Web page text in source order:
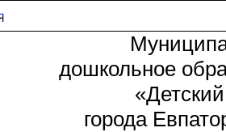
дошкольное
города